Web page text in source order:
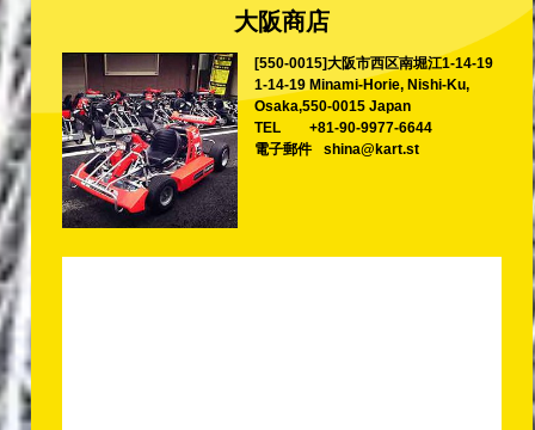
大阪商店
[550-0015]大阪市西区南堀江1-14-19
1-14-19 Minami-Horie, Nishi-Ku,
Osaka,550-0015 Japan
TEL
+81-90-9977-6644
電子郵件
shina@kart.st